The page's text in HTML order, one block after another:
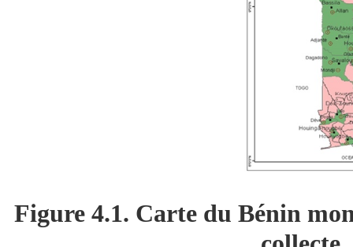
Figure 4.1. Carte du Bénin